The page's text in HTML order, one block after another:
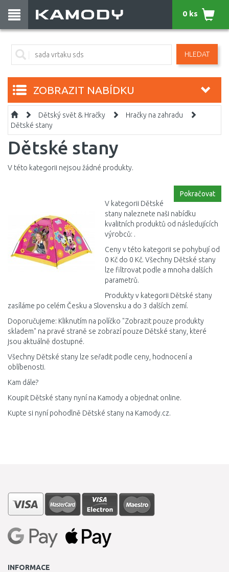
HLEDAT
0 ks
ZOBRAZIT NABÍDKU
Dětský svět & Hračky
Hračky na zahradu
Dětské stany
Dětské stany
V této kategorii nejsou žádné produkty.
Pokračovat
V kategorii Dětské
stany naleznete naši nabídku
kvalitních produktů od následujících
výrobců: .
Ceny v této kategorii se pohybují od
0 Kč do 0 Kč. Všechny Dětské stany
lze filtrovat podle a mnoha dalších
parametrů.
Produkty v kategorii Dětské stany
zasíláme po celém Česku a Slovensku a do 3 dalších zemí.
Doporučujeme: Kliknutím na políčko "Zobrazit pouze produkty
skladem" na pravé straně se zobrazí pouze Dětské stany, které
jsou aktuálně dostupné.
Všechny Dětské stany lze seřadit podle ceny, hodnocení a
oblíbenosti.
Kam dále?
Koupit Dětské stany nyní na Kamody a objednat online.
Kupte si nyní pohodlně Dětské stany na Kamody.cz.
INFORMACE